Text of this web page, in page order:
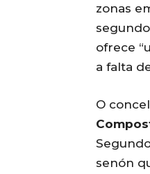
zonas
ofrece
a falta
O
senón